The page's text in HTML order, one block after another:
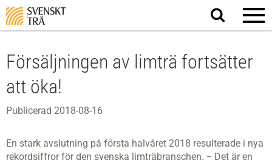
Sök
på
Försäljningen av limträ fortsätter
att öka!
Publicerad 2018-08-16
En stark avslutning på första halvåret 2018 resulterade i nya
rekordsiffror för den svenska limträbranschen. − Det är en